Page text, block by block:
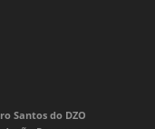
Santos do DZO